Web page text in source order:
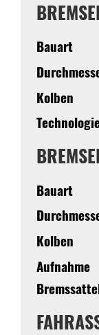
Bauart
Kolben
Bauart
Kolben
Aufnahme